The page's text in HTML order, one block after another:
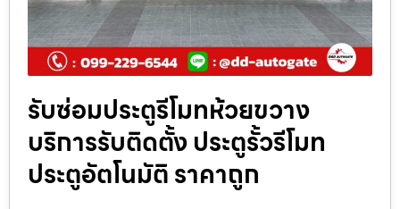
รับซ่อมประตูรีโมทห้วยขวาง
บริการรับติดตั้ง ประตูรั้วรีโมท
ประตูอัตโนมัติ ราคาถูก